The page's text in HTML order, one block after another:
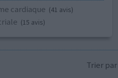
cardiaque (41 avis)
(15 avis)
Trier par